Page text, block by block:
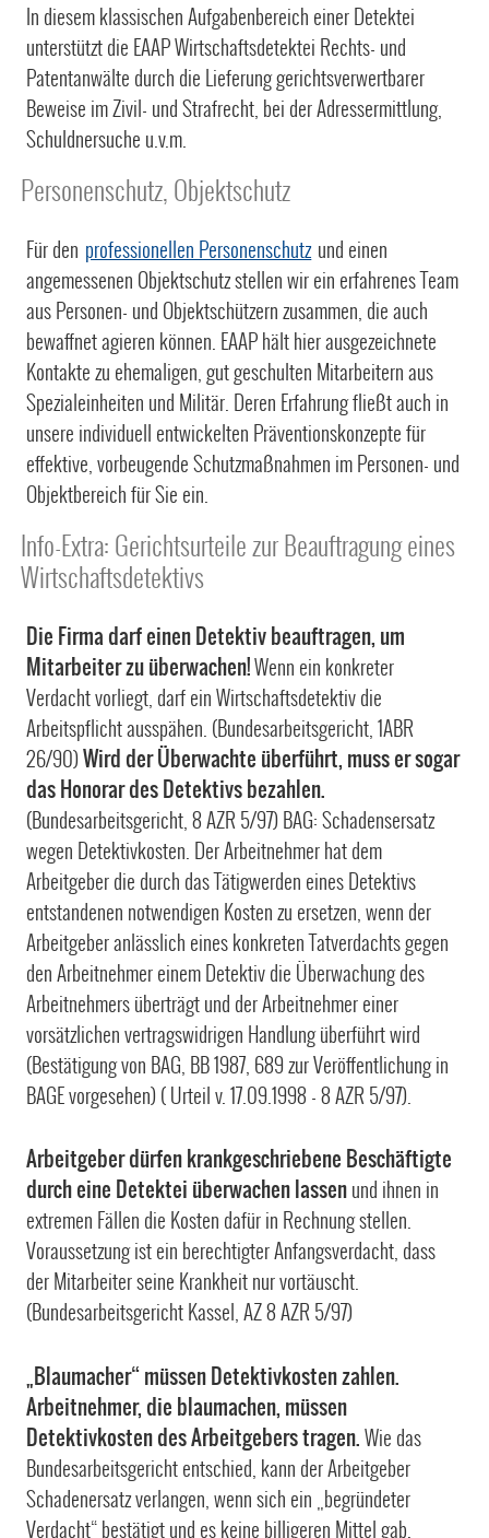
In diesem klassischen Aufgabenbereich einer Detektei
unterstützt die EAAP Wirtschaftsdetektei Rechts- und
Patentanwälte durch die Lieferung gerichtsverwertbarer
Beweise im Zivil- und Strafrecht, bei der Adressermittlung,
Schuldnersuche u.v.m.
Personenschutz, Objektschutz
Für den professionellen Personenschutz und einen
angemessenen Objektschutz stellen wir ein erfahrenes Team
aus Personen- und Objektschützern zusammen, die auch
bewaffnet agieren können. EAAP hält hier ausgezeichnete
Kontakte zu ehemaligen, gut geschulten Mitarbeitern aus
Spezialeinheiten und Militär. Deren Erfahrung fließt auch in
unsere individuell entwickelten Präventionskonzepte für
effektive, vorbeugende Schutzmaßnahmen im Personen- und
Objektbereich für Sie ein.
Info-Extra: Gerichtsurteile zur Beauftragung eines
Wirtschaftsdetektivs
Die Firma darf einen Detektiv beauftragen, um
Mitarbeiter zu überwachen!Wenn ein konkreter
Verdacht vorliegt, darf ein Wirtschaftsdetektiv die
Arbeitspflicht ausspähen. (Bundesarbeitsgericht, 1ABR
26/90)Wird der Überwachte überführt, muss er sogar
das Honorar des Detektivs bezahlen.
(Bundesarbeitsgericht, 8 AZR 5/97) BAG: Schadensersatz
wegen Detektivkosten. Der Arbeitnehmer hat dem
Arbeitgeber die durch das Tätigwerden eines Detektivs
entstandenen notwendigen Kosten zu ersetzen, wenn der
Arbeitgeber anlässlich eines konkreten Tatverdachts gegen
den Arbeitnehmer einem Detektiv die Überwachung des
Arbeitnehmers überträgt und der Arbeitnehmer einer
vorsätzlichen vertragswidrigen Handlung überführt wird
(Bestätigung von BAG, BB 1987, 689 zur Veröffentlichung in
BAGE vorgesehen) ( Urteil v. 17.09.1998 - 8 AZR 5/97).
Arbeitgeber dürfen krankgeschriebene Beschäftigte
durch eine Detektei überwachen lassenund ihnen in
extremen Fällen die Kosten dafür in Rechnung stellen.
Voraussetzung ist ein berechtigter Anfangsverdacht, dass
der Mitarbeiter seine Krankheit nur vortäuscht.
(Bundesarbeitsgericht Kassel, AZ 8 AZR 5/97)
„Blaumacher“ müssen Detektivkosten zahlen.
Arbeitnehmer, die blaumachen, müssen
Detektivkosten des Arbeitgebers tragen.Wie das
Bundesarbeitsgericht entschied, kann der Arbeitgeber
Schadenersatz verlangen, wenn sich ein „begründeter
Verdacht“ bestätigt und es keine billigeren Mittel gab,